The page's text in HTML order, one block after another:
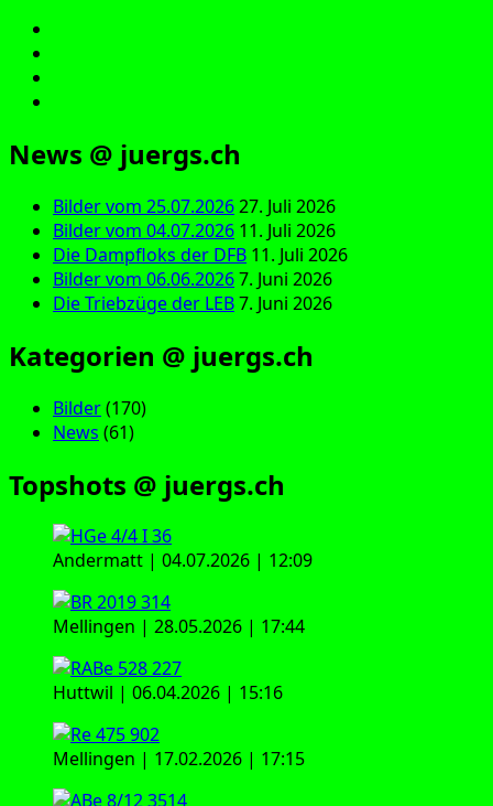
News @ juergs.ch
Bilder vom 25.07.202627. Juli 2026
Bilder vom 04.07.2026 11. Juli 2026
Die Dampfloks der DFB 11. Juli 2026
Bilder vom 06.06.20267. Juni 2026
Die Triebzüge der LEB7. Juni 2026
Kategorien @ juergs.ch
Bilder(170)
News (61)
Topshots @ juergs.ch
Andermatt | 04.07.2026 | 12:09
Mellingen | 28.05.2026 | 17:44
Huttwil | 06.04.2026 | 15:16
Mellingen | 17.02.2026 | 17:15